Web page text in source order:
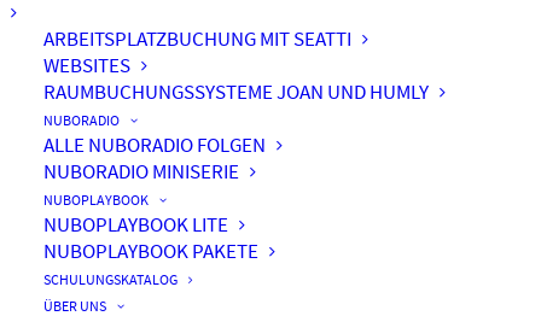
ARBEITSPLATZBUCHUNG MIT SEATTI
WEBSITES
RAUMBUCHUNGSSYSTEME JOAN UND HUMLY
NUBORADIO
ALLE NUBORADIO FOLGEN
NUBORADIO MINISERIE
NUBOPLAYBOOK
NUBOPLAYBOOK LITE
NUBOPLAYBOOK PAKETE
SCHULUNGSKATALOG
ÜBER UNS
Livestreaming mit Stream